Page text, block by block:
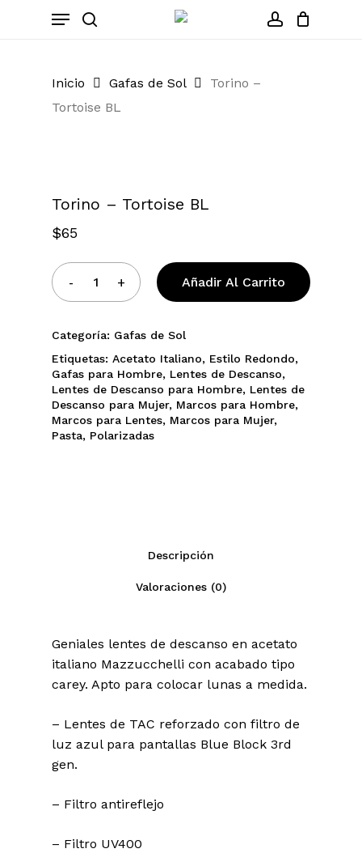
Menu
Inicio Gafas de Sol
Torino –
Tortoise BL
Torino – Tortoise BL
$65
Añadir Al Carrito
Categoría: Gafas de Sol
Etiquetas: Acetato Italiano, Estilo Redondo,
Gafas para Hombre, Lentes de Descanso,
Lentes de Descanso para Hombre, Lentes de
Descanso para Mujer, Marcos para Hombre,
Marcos para Lentes, Marcos para Mujer,
Pasta, Polarizadas
Descripción
Valoraciones (0)
Geniales lentes de descanso en acetato
italiano Mazzucchelli con acabado tipo
carey. Apto para colocar lunas a medida.
– Lentes de TAC reforzado con filtro de
luz azul para pantallas Blue Block 3rd
gen.
– Filtro antireflejo
– Filtro UV400